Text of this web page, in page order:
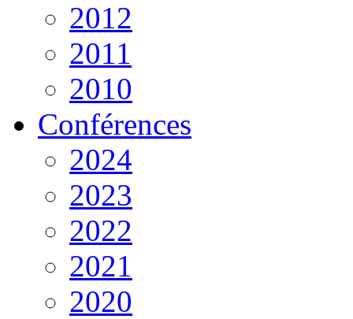
2012
2011
2010
Conférences
2024
2023
2022
2021
2020